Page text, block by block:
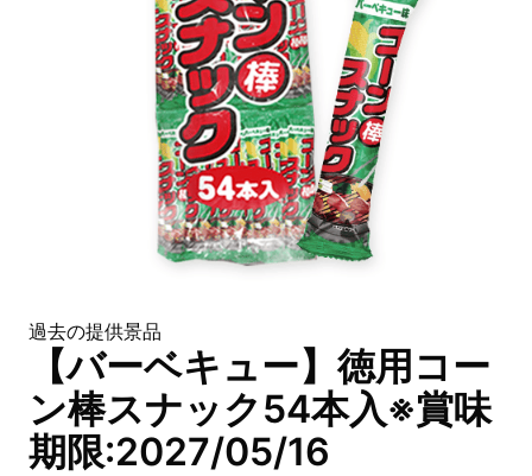
過去の提供景品
【バーベキュー】徳用コー
ン棒スナック54本入※賞味
期限:2027/05/16